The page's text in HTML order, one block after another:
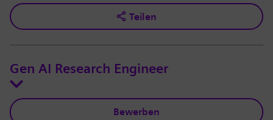
Teilen
Gen AI Research Engineer
Bewerben